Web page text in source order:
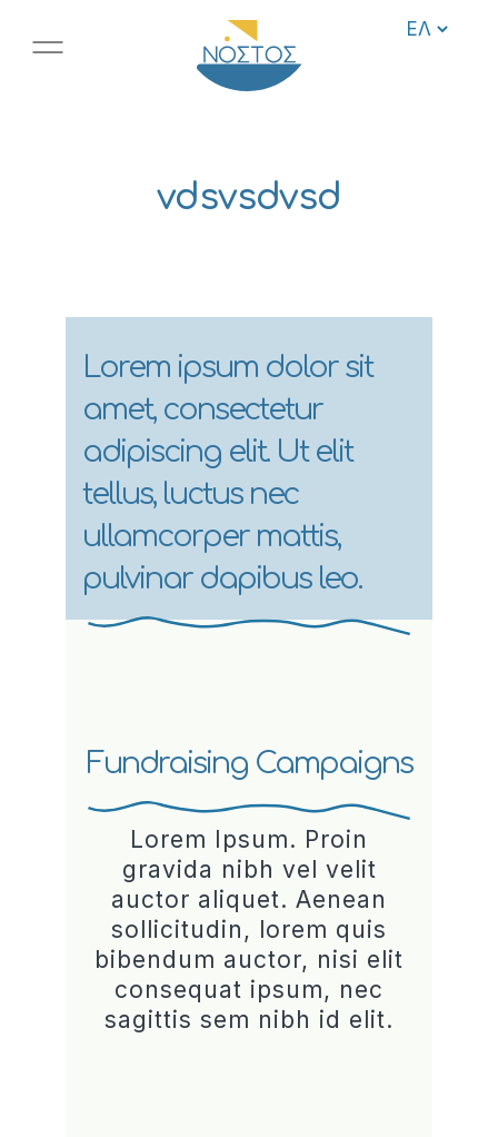
vdsvsdvsd
Lorem ipsum dolor sit
amet, consectetur
adipiscing elit. Ut elit
tellus, luctus nec
ullamcorper mattis,
pulvinar dapibus leo.
Fundraising Campaigns
Lorem Ipsum. Proin
gravida nibh vel velit
auctor aliquet. Aenean
sollicitudin, lorem quis
bibendum auctor, nisi elit
consequat ipsum, nec
sagittis sem nibh id elit.